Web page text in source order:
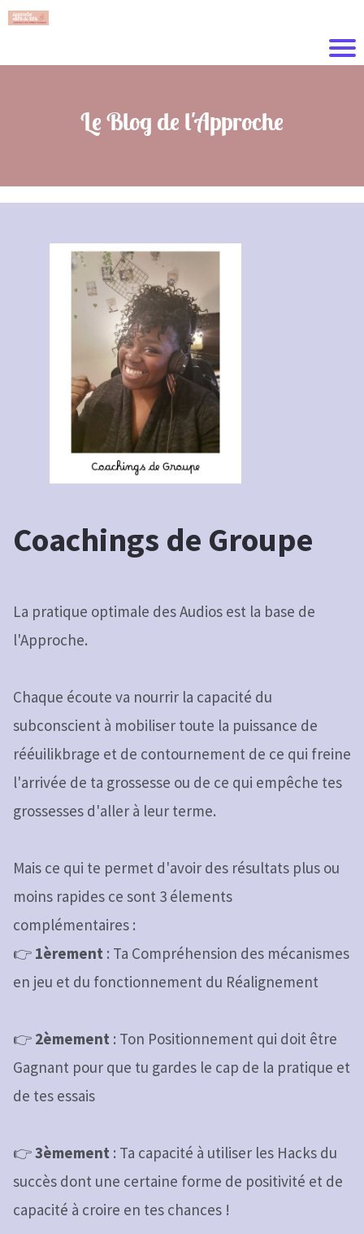
Le Blog de l'Approche
Coachings de Groupe
La pratique optimale des Audios est la base de
l'Approche.
Chaque écoute va nourrir la capacité du
subconscient à mobiliser toute la puissance de
rééuilikbrage et de contournement de ce qui freine
l'arrivée de ta grossesse ou de ce qui empêche tes
grossesses d'aller à leur terme.
Mais ce qui te permet d'avoir des résultats plus ou
moins rapides ce sont 3 élements
complémentaires :
👉 1èrement : Ta Compréhension des mécanismes
en jeu et du fonctionnement du Réalignement
👉 2èmement : Ton Positionnement qui doit être
Gagnant pour que tu gardes le cap de la pratique et
de tes essais
👉3èmement : Ta capacité à utiliser les Hacks du
succès dont une certaine forme de positivité et de
capacité à croire en tes chances !